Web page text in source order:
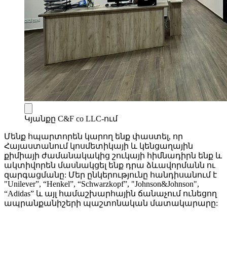
Կյանքը C&F co LLC-ում
Մենք հպարտորեն կարող ենք փաստել, որ
Հայաստանում կոսմետիկայի և կենցաղային
քիմիայի ժամանակակից շուկայի հիմնադիրն ենք և
ակտիվորեն մասնակցել ենք դրա ձևավորմանն ու
զարգացմանը: Մեր ընկերությունը հանդիսանում է
"Unilever”, “Henkel”, “Schwarzkopf”, "Johnson&Johnson",
“Adidas” և այլ համաշխարհային ճանաչում ունեցող
ապրանքանիշերի պաշտոնական մատակարարը: